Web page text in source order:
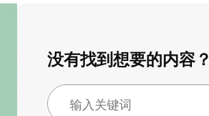
没有找到想要的内容？